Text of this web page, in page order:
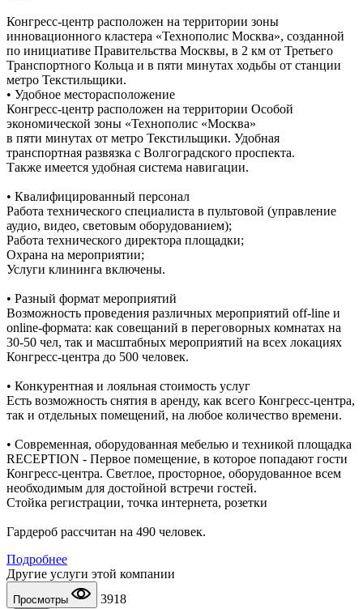
Конгресс-центр расположен на территории зоны
инновационного кластера «Технополис Москва», созданной
по инициативе Правительства Москвы, в 2 км от Третьего
Транспортного Кольца и в пяти минутах ходьбы от станции
метро Текстильщики.
• Удобное месторасположение
Конгресс-центр расположен на территории Особой
экономической зоны «Технополис «Москва»
в пяти минутах от метро Текстильщики. Удобная
транспортная развязка с Волгоградского проспекта.
Также имеется удобная система навигации.
• Квалифицированный персонал
Работа технического специалиста в пультовой (управление
аудио, видео, световым оборудованием);
Работа технического директора площадки;
Охрана на мероприятии;
Услуги клининга включены.
• Разный формат мероприятий
Возможность проведения различных мероприятий off-line и
online-формата: как совещаний в переговорных комнатах на
30-50 чел, так и масштабных мероприятий на всех локациях
Конгресс-центра до 500 человек.
• Конкурентная и лояльная стоимость услуг
Есть возможность снятия в аренду, как всего Конгресс-центра,
так и отдельных помещений, на любое количество времени.
• Современная, оборудованная мебелью и техникой площадка
RECEPTION - Первое помещение, в которое попадают гости
Конгресс-центра. Светлое, просторное, оборудованное всем
необходимым для достойной встречи гостей.
Стойка регистрации, точка интернета, розетки
Гардероб рассчитан на 490 человек.
Подробнее
Другие услуги этой компании
Просмотры
3918